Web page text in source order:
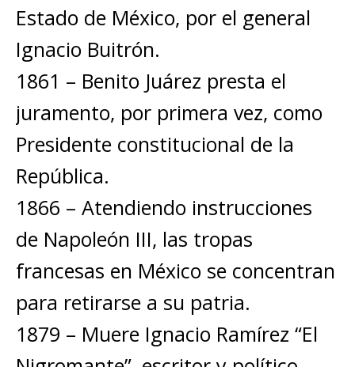
Estado de México, por el general
Ignacio Buitrón.
1861 – Benito Juárez presta el
juramento, por primera vez, como
Presidente constitucional de la
República.
1866 – Atendiendo instrucciones
de Napoleón III, las tropas
francesas en México se concentran
para retirarse a su patria.
1879 – Muere Ignacio Ramírez “El